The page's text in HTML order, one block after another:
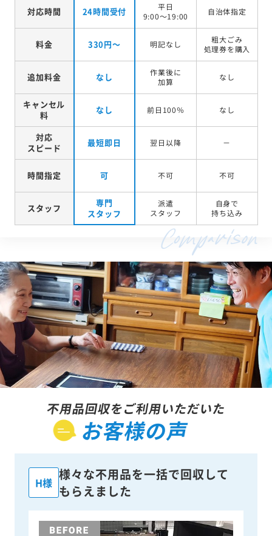
対応時間 24時間受付
平日
9:00～19:00
自治体指定
料金 330円～ 明記なし
粗大ごみ
処理券を購入
追加料金 なし
作業後に
加算
なし
キャンセル
料
なし 前日100％ なし
対応
スピード
最短即日 翌日以降 －
時間指定 可 不可 不可
スタッフ
専門
スタッフ
派遣
スタッフ
自身で
持ち込み
不用品回収をご利用いただいた
お客様の声
H様
様々な不用品を一括で回収して
もらえました